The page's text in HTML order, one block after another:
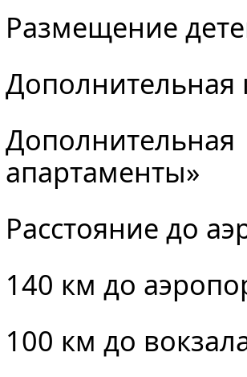
Размещение
Дополнительная
апартаменты»
Расстояние до
140 км до
100 км до